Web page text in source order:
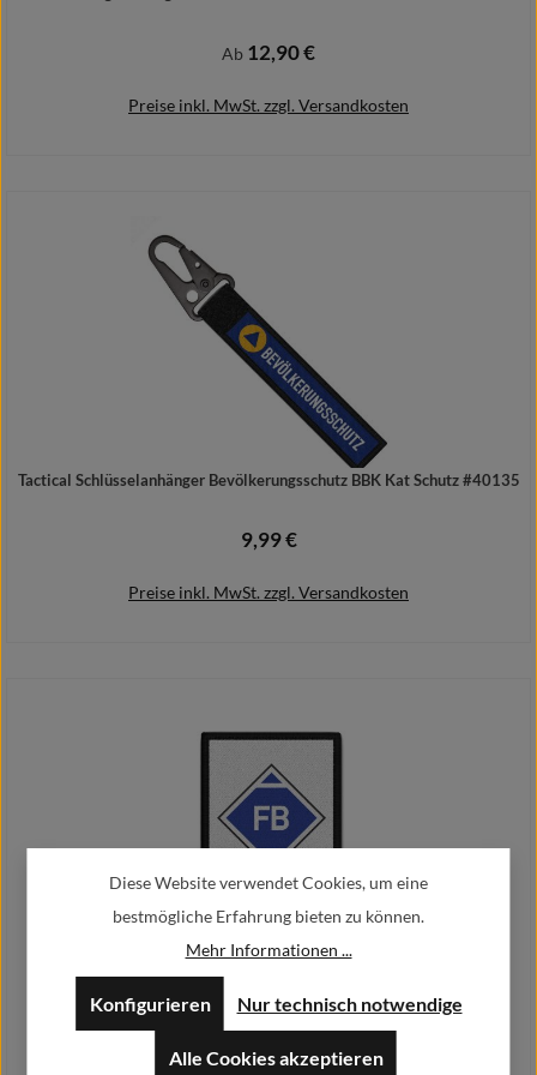
Regulärer Preis:
Ab 12,90 €
Preise inkl. MwSt. zzgl. Versandkosten
Tactical Schlüsselanhänger Bevölkerungsschutz BBK Kat Schutz #40135
Regulärer Preis:
9,99 €
Preise inkl. MwSt. zzgl. Versandkosten
Regulärer Preis:
Ab12,90 €
Diese Website verwendet Cookies, um eine
bestmögliche Erfahrung bieten zu können.
Mehr Informationen ...
Nur technisch notwendige
Konfigurieren
Alle Cookies akzeptieren